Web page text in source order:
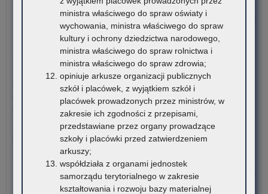
Czytaj więcej
4 sierpnia 2026
Komunikat Małopolskiego Kuratora Oświaty w sprawie
przekazywania informacji o liczbie wolnych miejsc w
publicznych liceach ogólnokształcących, technikach,
branżowych szkołach I stopnia, szkołach policealnych,
branżowych szkołach II stopnia, publicznych szkołach
podstawowych dla dorosłych – postępowanie rekrutacyjne na
rok szkolny 2026/2027 oraz po przeprowadzeniu postępowania
rekrutacyjnego uzupełniającego na rok szkolny 2026/2027
ministra właściwego do spraw oświaty i
wychowania, ministra właściwego do spraw
kultury i ochrony dziedzictwa narodowego,
ministra właściwego do spraw rolnictwa i
ministra właściwego do spraw zdrowia;
opiniuje arkusze organizacji publicznych
szkół i placówek, z wyjątkiem szkół i
placówek prowadzonych przez ministrów, w
zakresie ich zgodności z przepisami,
przedstawiane przez organy prowadzące
szkoły i placówki przed zatwierdzeniem
arkuszy;
współdziała z organami jednostek
samorządu terytorialnego w zakresie
kształtowania i rozwoju bazy materialnej